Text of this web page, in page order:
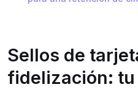
Sellos de
fidelización: